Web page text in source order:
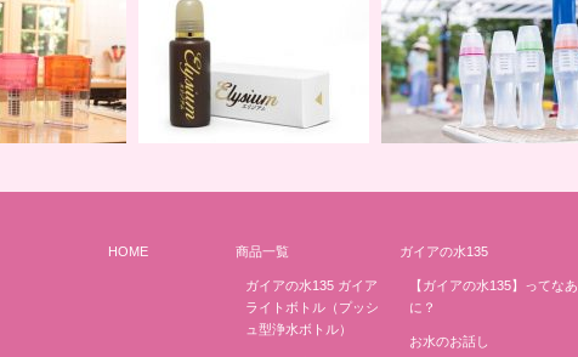
地球の一滴 エリジアム 地球と共に ライトボトル
HOME 商品一覧
ガイアの水135 ガイア
ライトボトル（プッシ
ュ型浄水ボトル）
ガイアの水135
【ガイアの水135】ってなあ
に？
お水のお話し